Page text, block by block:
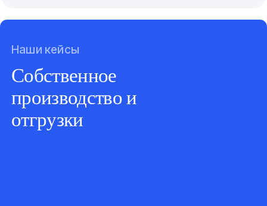
Наши кейсы
Собственное
производство и
отгрузки